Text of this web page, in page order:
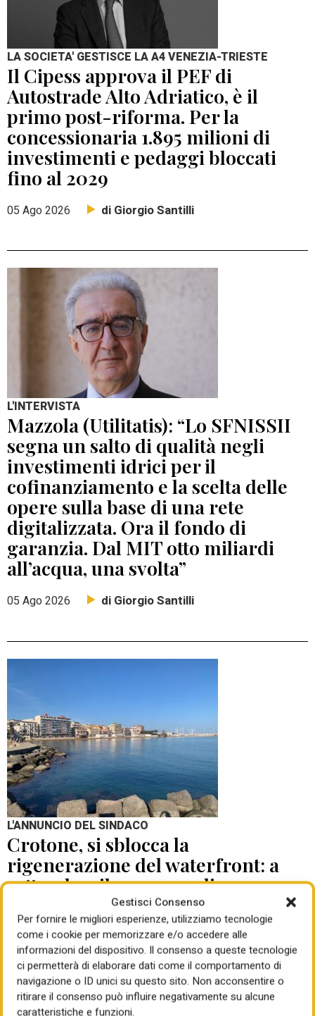
Gestisci Consenso
Per fornire le migliori esperienze, utilizziamo tecnologie
come i cookie per memorizzare e/o accedere alle
informazioni del dispositivo. Il consenso a queste tecnologie
ci permetterà di elaborare dati come il comportamento di
navigazione o ID unici su questo sito. Non acconsentire o
ritirare il consenso può influire negativamente su alcune
caratteristiche e funzioni.
LA SOCIETA' GESTISCE LA A4 VENEZIA-TRIESTE
Il Cipess approva il PEF di
Autostrade Alto Adriatico, è il
primo post-riforma. Per la
concessionaria 1.895 milioni di
investimenti e pedaggi bloccati
fino al 2029
05 Ago 2026 di Giorgio Santilli
L'INTERVISTA
Mazzola (Utilitatis): “Lo SFNISSII
segna un salto di qualità negli
investimenti idrici per il
cofinanziamento e la scelta delle
opere sulla base di una rete
digitalizzata. Ora il fondo di
garanzia. Dal MIT otto miliardi
all’acqua, una svolta”
05 Ago 2026 di Giorgio Santilli
L'ANNUNCIO DEL SINDACO
Crotone, si sblocca la
rigenerazione del waterfront: a
settembre il concorso di
progettazione
05 Ago 2026 di Mauro Giansante